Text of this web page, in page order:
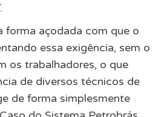
forma açodada com que o
essa exigência, sem o
os trabalhadores, o que
de diversos técnicos de
de forma simplesmente